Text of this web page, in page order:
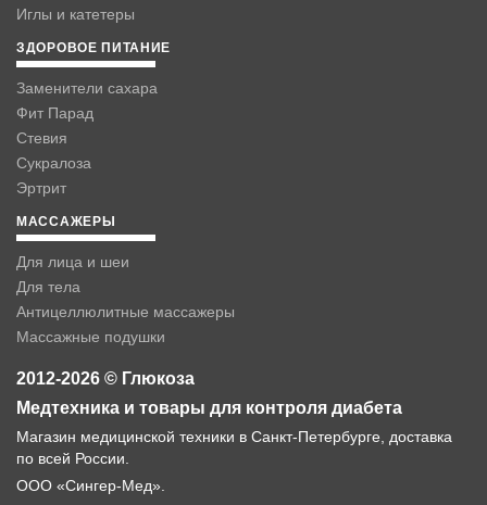
Иглы и катетеры
ЗДОРОВОЕ ПИТАНИЕ
Заменители сахара
Фит Парад
Стевия
Сукралоза
Эртрит
МАССАЖЕРЫ
Для лица и шеи
Для тела
Антицеллюлитные массажеры
Массажные подушки
2012-2026 © Глюкоза
Медтехника и товары для контроля диабета
Магазин медицинской техники в Санкт-Петербурге, доставка
по всей России.
ООО «Сингер-Мед».